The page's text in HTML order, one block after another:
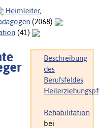
Heimleiter,
(2068)
(41)
Beschreibung
des
Berufsfeldes
-
Rehabilitation
bei